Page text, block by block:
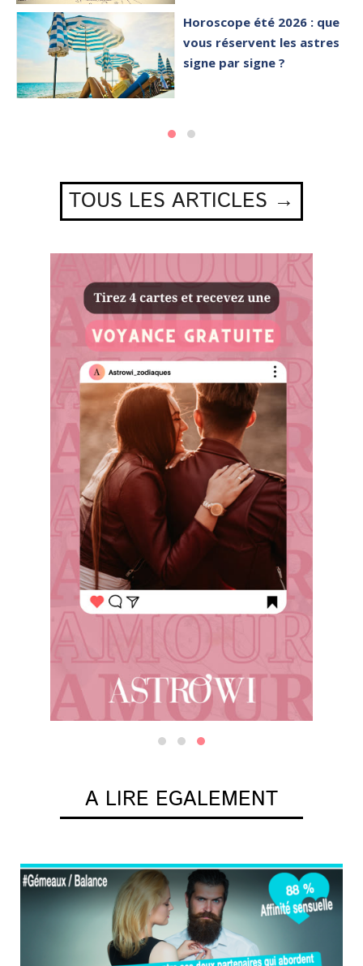
Horoscope été 2026 : que
vous réservent les astres
signe par signe ?
TOUS LES ARTICLES →
A LIRE EGALEMENT